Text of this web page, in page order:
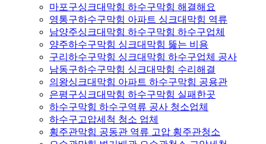
마포구싱크대막힘 하수구막힘 해결해요
영통구하수구막힘 아파트 싱크대막힘 역류
남양주싱크대막힘 하수구막힘 하수구업체
양주하수구막힘 싱크대막힘 뚫는 비용
구리하수구막힘 싱크대막힘 하수구업체 공사
남동구하수구막힘 싱크대막힘 수리해결
의왕싱크대막힘 아파트 하수구막힘 공용관
은평구싱크대막힘 하수구막힘 실패한곳
하수구막힘 하수구역류 공사 청소업체
하수구고압세척 청소 업체
횡주관막힘 공동관 역류 고압 횡주관청소